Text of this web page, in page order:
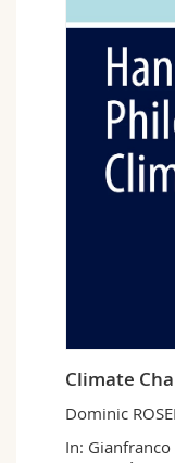
Climate
Dominic
In: Gianfranco